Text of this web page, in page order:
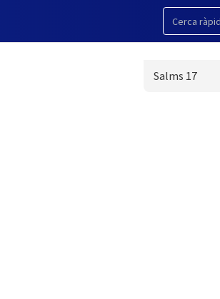
Salms 17